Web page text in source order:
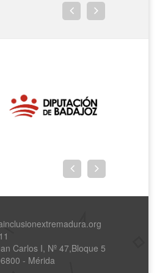
Carlos I, Nº 47,Bloque 5
- Mérida